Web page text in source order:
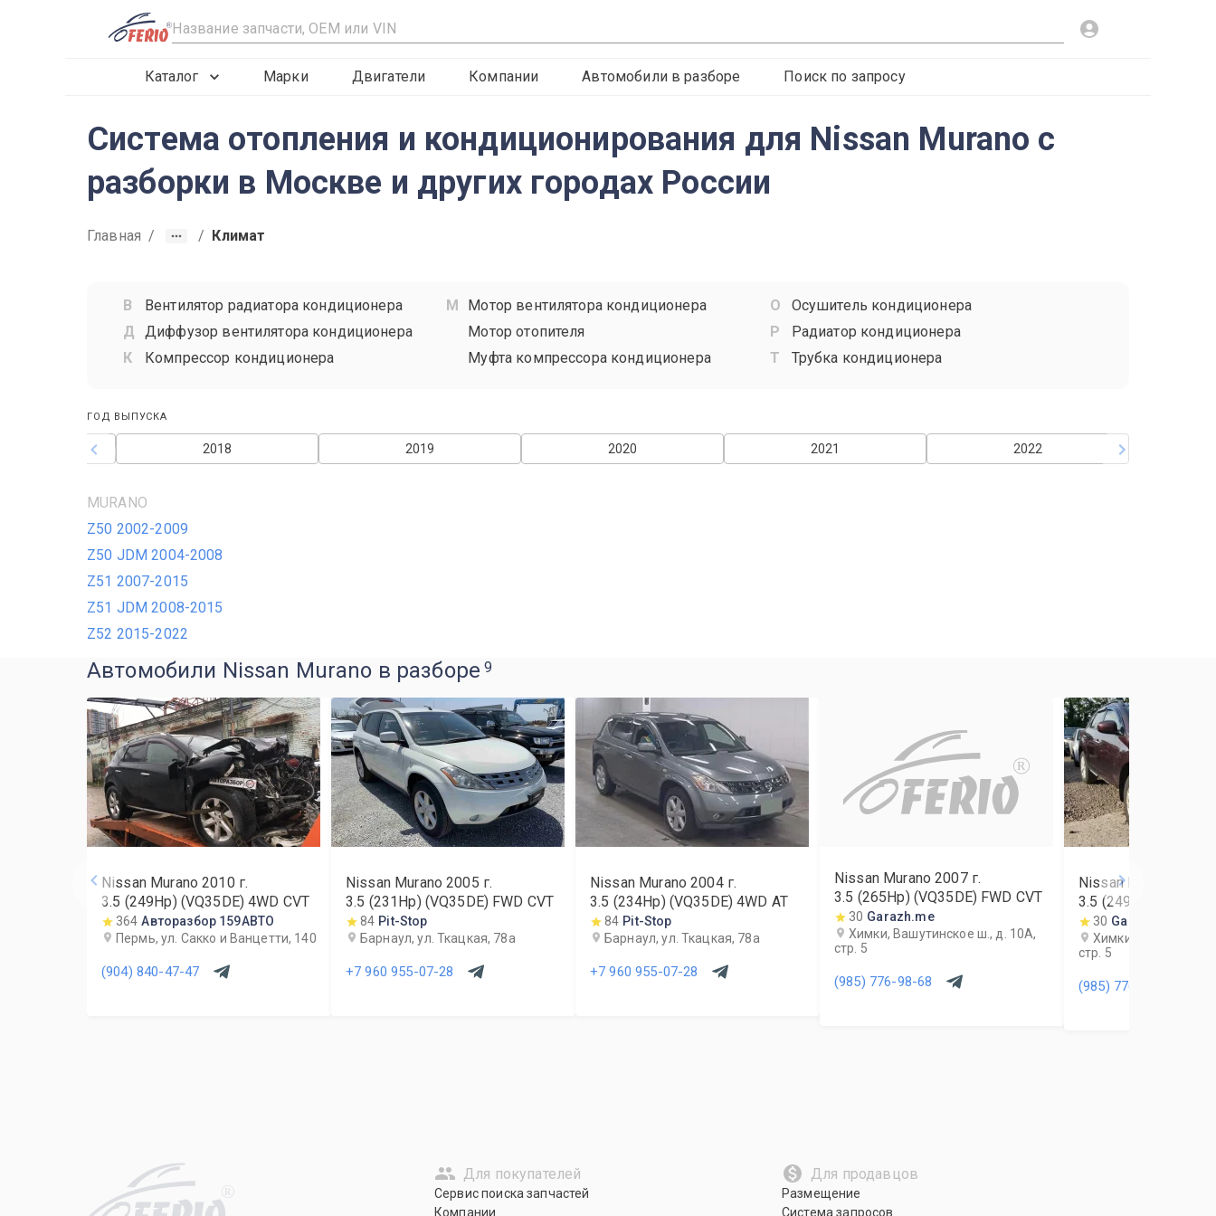
R
Каталог Марки Двигатели Компании Автомобили в разборе Поиск по запросу
Система отопления и кондиционирования для Nissan Murano с
разборки в Москве и других городах России
Главная / / Климат
Вентилятор радиатора кондиционера
Диффузор вентилятора кондиционера
Компрессор кондиционера
Мотор вентилятора кондиционера
Мотор отопителя
Муфта компрессора кондиционера
Осушитель кондиционера
Радиатор кондиционера
Трубка кондиционера
ГОД ВЫПУСКА
2022
2021
2020
2019
2018
MURANO
Z50 2002-2009
Z50 JDM 2004-2008
Z51 2007-2015
Z51 JDM 2008-2015
Z52 2015-2022
Автомобили Nissan Murano в разборе 9
Nissan Murano 2010г.
3.5 (249Hp) (VQ35DE) 4WD CVT
364 Авторазбор 159АВТО
Пермь, ул. Сакко и Ванцетти, 140
(904) 840-47-47
Nissan Murano 2005 г.
3.5 (231Hp) (VQ35DE) FWD CVT
84 Pit-Stop
Барнаул, ул. Ткацкая, 78а
+7 960 955-07-28
Nissan Murano 2004г.
3.5 (234Hp) (VQ35DE) 4WD AT
84 Pit-Stop
Барнаул, ул. Ткацкая, 78а
+7 960 955-07-28
R
Nissan Murano 2007г.
3.5 (265Hp) (VQ35DE) FWD CVT
30 Garazh.me
Химки, Вашутинское ш., д. 10А,
стр. 5
(985) 776-98-68
Nissan Murano
3.5 (249Hp)
30 Garazh.me
Химки,
стр. 5
(985) 776-98-68
R
Для покупателей
Сервис поиска запчастей
Компании
Для продавцов
Размещение
Система запросов